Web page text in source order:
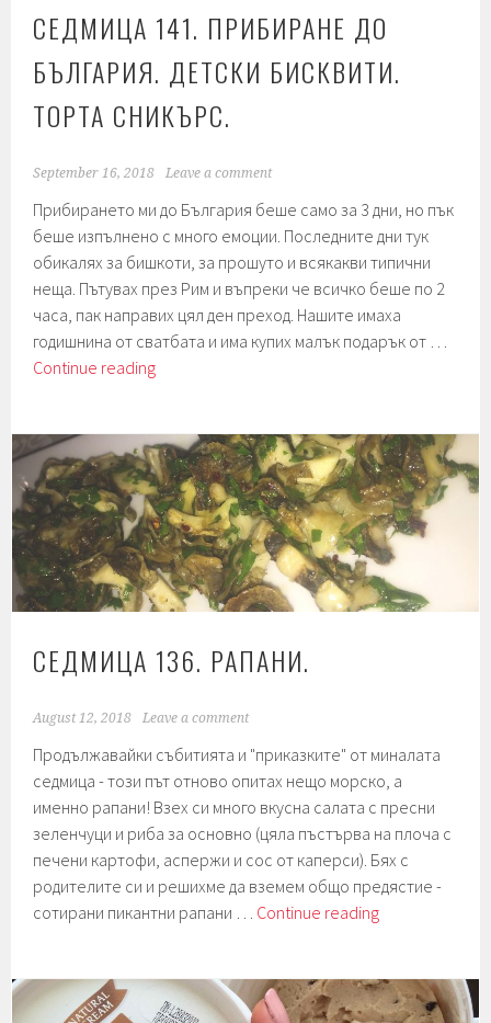
СЕДМИЦА 141. ПРИБИРАНЕ ДО
БЪЛГАРИЯ. ДЕТСКИ БИСКВИТИ.
ТОРТА СНИКЪРС.
September 16, 2018 Leave a comment
Прибирането ми до България беше само за 3 дни, но пък
беше изпълнено с много емоции. Последните дни тук
обикалях за бишкоти, за прошуто и всякакви типични
неща. Пътувах през Рим и въпреки че всичко беше по 2
часа, пак направих цял ден преход. Нашите имаха
годишнина от сватбата и има купих малък подарък от …
Continue readingСедмица
до
България.
Детски
бисквити.
Торта
сникърс.
СЕДМИЦА 136. РАПАНИ.
August 12, 2018 Leave a comment
Продължавайки събитията и "приказките" от миналата
седмица - този път отново опитах нещо морско, а
именно рапани! Взех си много вкусна салата с пресни
зеленчуци и риба за основно (цяла пъстърва на плоча с
печени картофи, аспержи и сос от каперси). Бях с
родителите си и решихме да вземем общо предястие -
сотирани пикантни рапани … Continue readingСедмица